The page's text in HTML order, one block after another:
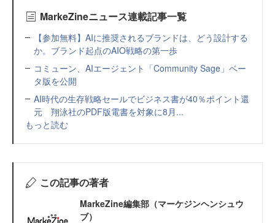
MarkeZineニュース連載記事一覧
【参加無料】AIに推奨されるブランドは、どう設計する
か。ブランド起点のAIO戦略の第一歩
コミューン、AIエージェント「Community Sage」ベー
タ版を公開
AI時代の生存戦略セールでビジネス書が40％ポイント還
元 翔泳社のPDF版電書を対象に8月...
もっと読む
この記事の著者
MarkeZine編集部（マーケジンヘンシュウ
ブ）